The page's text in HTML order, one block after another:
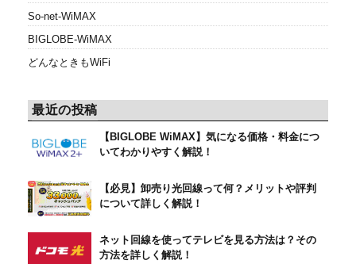
So-net-WiMAX
BIGLOBE-WiMAX
どんなときもWiFi
最近の投稿
【BIGLOBE WiMAX】気になる価格・料金につ
いてわかりやすく解説！
【必見】卸売り光回線って何？メリットや評判
について詳しく解説！
ネット回線を使ってテレビを見る方法は？その
方法を詳しく解説！